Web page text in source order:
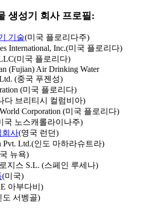
생성기 회사 프로필:
기술(미국 플로리다주)
International, Inc.(미국 플로리다)
미국 플로리다)
(Fujian) Air Drinking Water
(중국 푸젠성)
(미국 플로리다)
다 브리티시 컬럼비아)
Corporation (미국 플로리다)
국 노스캐롤라이나주)
회사(영국 런던)
Pvt. Ltd.(인도 마하라슈트라)
뉴욕)
지스 S.L. (스페인 루세나)
(미국)
아부다비)
도 서벵골)